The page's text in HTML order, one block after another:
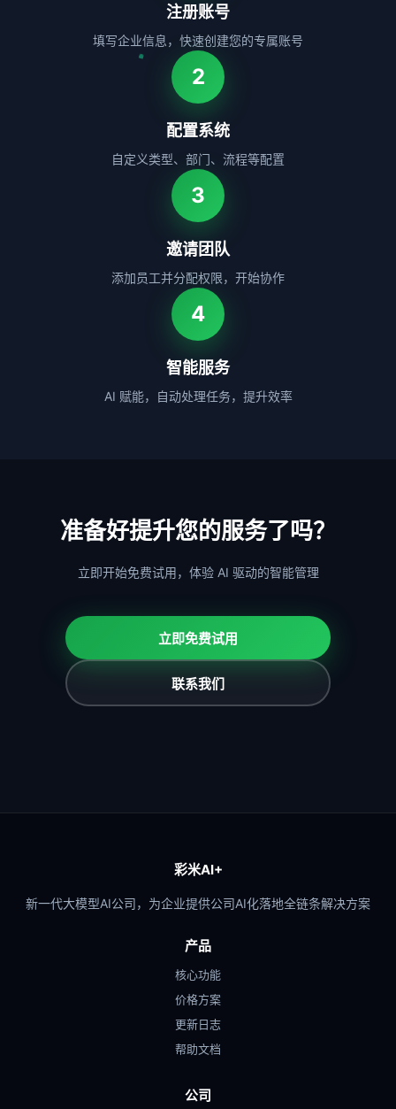
注册账号
填写企业信息，快速创建您的专属账号
2
配置系统
自定义类型、部门、流程等配置
3
邀请团队
添加员工并分配权限，开始协作
4
智能服务
AI 赋能，自动处理任务，提升效率
准备好提升您的服务了吗？
立即开始免费试用，体验 AI 驱动的智能管理
立即免费试用
联系我们
彩米AI+
新一代大模型AI公司，为企业提供公司AI化落地全链条解决方案
产品
核心功能
价格方案
更新日志
帮助文档
公司